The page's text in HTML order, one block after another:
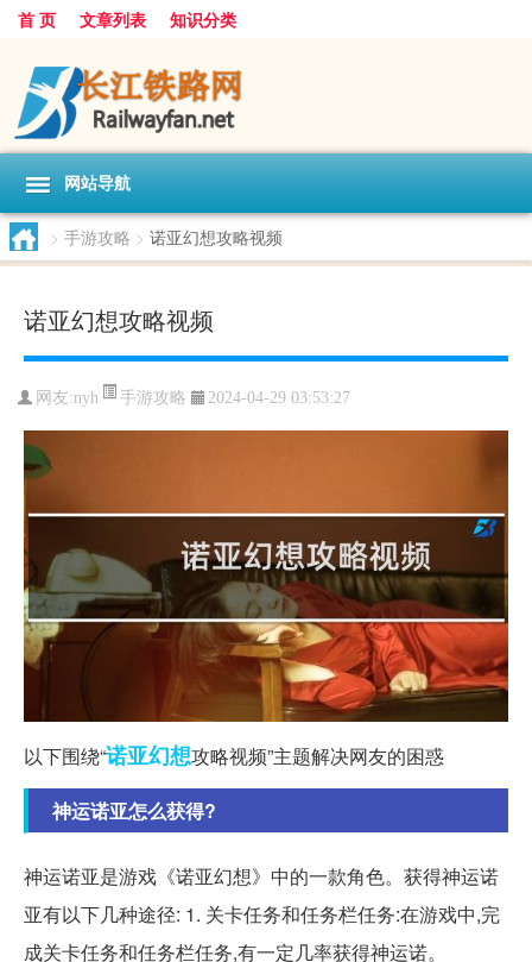
首 页 文章列表 知识分类
网站导航
> 手游攻略 > 诺亚幻想攻略视频
诺亚幻想攻略视频
网友:nyh 手游攻略 2024-04-29 03:53:27
以下围绕“诺亚幻想攻略视频”主题解决网友的困惑
神运诺亚怎么获得?
神运诺亚是游戏《诺亚幻想》中的一款角色。获得神运诺
亚有以下几种途径: 1. 关卡任务和任务栏任务:在游戏中,完
成关卡任务和任务栏任务,有一定几率获得神运诺。